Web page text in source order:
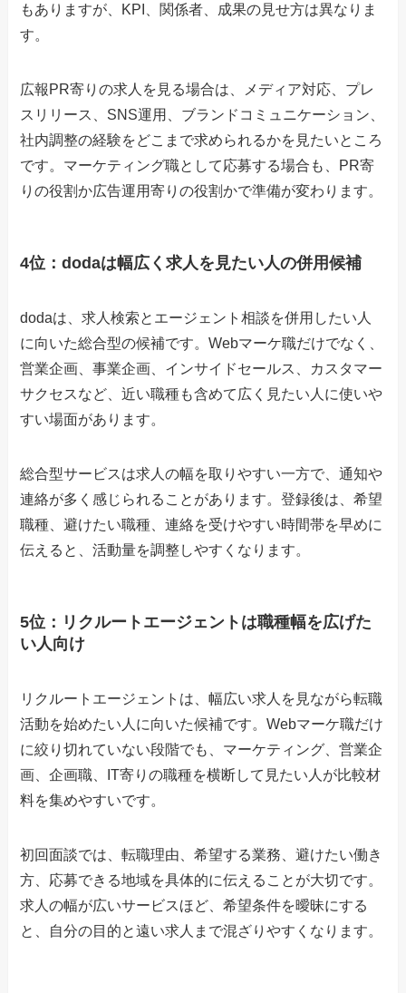
もありますが、KPI、関係者、成果の見せ方は異なりま
す。
広報PR寄りの求人を見る場合は、メディア対応、プレ
スリリース、SNS運用、ブランドコミュニケーション、
社内調整の経験をどこまで求められるかを見たいところ
です。マーケティング職として応募する場合も、PR寄
りの役割か広告運用寄りの役割かで準備が変わります。
4位：dodaは幅広く求人を見たい人の併用候補
dodaは、求人検索とエージェント相談を併用したい人
に向いた総合型の候補です。Webマーケ職だけでなく、
営業企画、事業企画、インサイドセールス、カスタマー
サクセスなど、近い職種も含めて広く見たい人に使いや
すい場面があります。
総合型サービスは求人の幅を取りやすい一方で、通知や
連絡が多く感じられることがあります。登録後は、希望
職種、避けたい職種、連絡を受けやすい時間帯を早めに
伝えると、活動量を調整しやすくなります。
5位：リクルートエージェントは職種幅を広げた
い人向け
リクルートエージェントは、幅広い求人を見ながら転職
活動を始めたい人に向いた候補です。Webマーケ職だけ
に絞り切れていない段階でも、マーケティング、営業企
画、企画職、IT寄りの職種を横断して見たい人が比較材
料を集めやすいです。
初回面談では、転職理由、希望する業務、避けたい働き
方、応募できる地域を具体的に伝えることが大切です。
求人の幅が広いサービスほど、希望条件を曖昧にする
と、自分の目的と遠い求人まで混ざりやすくなります。